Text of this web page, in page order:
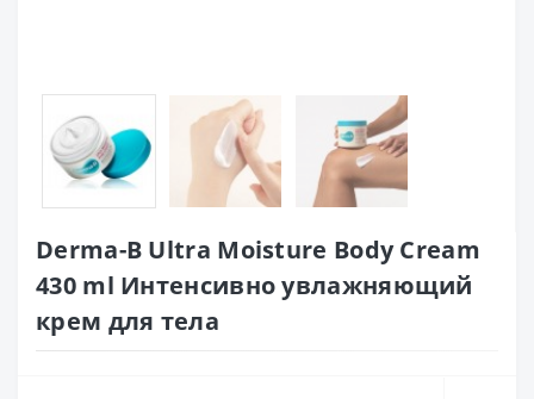
Derma-B Ultra Moisture Body Cream
430 ml Интенсивно увлажняющий
крем для тела